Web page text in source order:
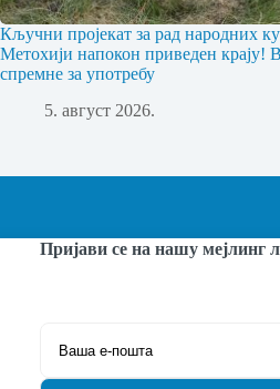
Кључни пројекат за рад народних
Метохији напокон приведен крају!
спремне за употребу
5. август 2026.
Пријави се на нашу мејлинг